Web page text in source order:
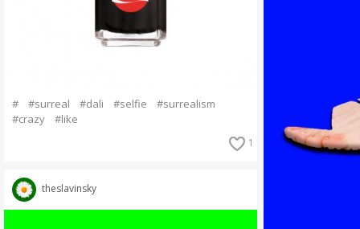
# #surreal #dali #selfie
#surrealism
#crazy
#like
1
theslavinsky